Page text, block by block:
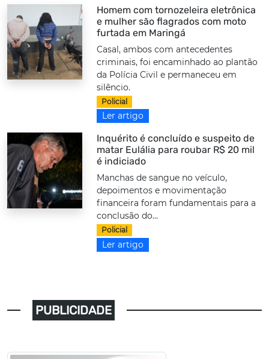
Homem com tornozeleira eletrônica
e mulher são flagrados com moto
furtada em Maringá
Casal, ambos com antecedentes
criminais, foi encaminhado ao plantão
da Polícia Civil e permaneceu em
silêncio.
Policial
Ler artigo
Inquérito é concluído e suspeito de
matar Eulália para roubar R$ 20 mil
é indiciado
Manchas de sangue no veículo,
depoimentos e movimentação
financeira foram fundamentais para a
conclusão do...
Policial
Ler artigo
PUBLICIDADE